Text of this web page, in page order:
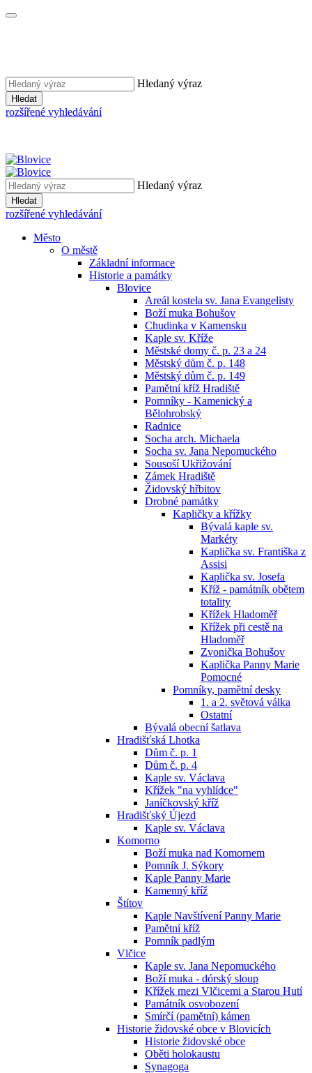
Hledaný výraz
Hledat
rozšířené vyhledávání
Hledaný výraz
Hledat
rozšířené vyhledávání
Město
O městě
Základní informace
Historie a památky
Blovice
Areál kostela sv. Jana Evangelisty
Boží muka Bohušov
Chudinka v Kamensku
Kaple sv. Kříže
Městské domy č. p. 23 a 24
Městský dům č. p. 148
Městský dům č. p. 149
Pamětní kříž Hradiště
Pomníky - Kamenický a
Bělohrobský
Radnice
Socha arch. Michaela
Socha sv. Jana Nepomuckého
Sousoší Ukřižování
Zámek Hradiště
Židovský hřbitov
Drobné památky
Kapličky a křížky
Bývalá kaple sv.
Markéty
Kaplička sv. Františka z
Assisi
Kaplička sv. Josefa
Kříž - památník obětem
totality
Křížek Hladoměř
Křížek při cestě na
Hladoměř
Zvonička Bohušov
Kaplička Panny Marie
Pomocné
Pomníky, pamětní desky
1. a 2. světová válka
Ostatní
Bývalá obecní šatlava
Hradišťská Lhotka
Dům č. p. 1
Dům č. p. 4
Kaple sv. Václava
Křížek "na vyhlídce"
Janíčkovský kříž
Hradišťský Újezd
Kaple sv. Václava
Komorno
Boží muka nad Komornem
Pomník J. Sýkory
Kaple Panny Marie
Kamenný kříž
Štítov
Kaple Navštívení Panny Marie
Pamětní kříž
Pomník padlým
Vlčice
Kaple sv. Jana Nepomuckého
Boží muka - dórský sloup
Křížek mezi Vlčicemi a Starou Hutí
Památník osvobození
Smírčí (pamětní) kámen
Historie židovské obce v Blovicích
Historie židovské obce
Oběti holokaustu
Synagoga